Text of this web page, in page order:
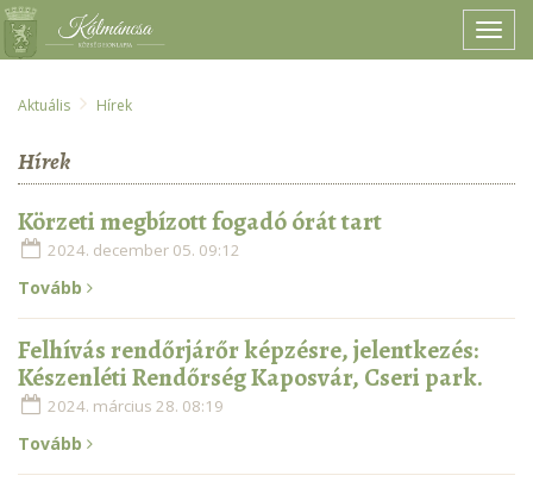
menu
Aktuális Hírek
Hírek
Körzeti megbízott fogadó órát tart
2024. december 05. 09:12
Tovább
Felhívás rendőrjárőr képzésre, jelentkezés:
Készenléti Rendőrség Kaposvár, Cseri park.
2024. március 28. 08:19
Tovább